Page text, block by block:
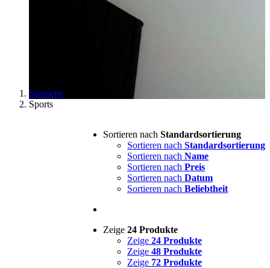
Startseite
Sports
Sortieren nach Standardsortierung
Sortieren nach Standardsortierung
Sortieren nach Name
Sortieren nach Preis
Sortieren nach Datum
Sortieren nach Beliebtheit
Zeige 24 Produkte
Zeige 24 Produkte
Zeige 48 Produkte
Zeige 72 Produkte